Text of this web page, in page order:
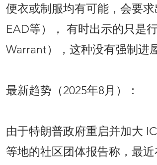
便衣或制服均有可能，会要
EAD等）， 有时出示的只是
Warrant），这种没有强制进
最新趋势（2025年8月）：
由于特朗普政府重启并加大
等地的社区团体报告称，最